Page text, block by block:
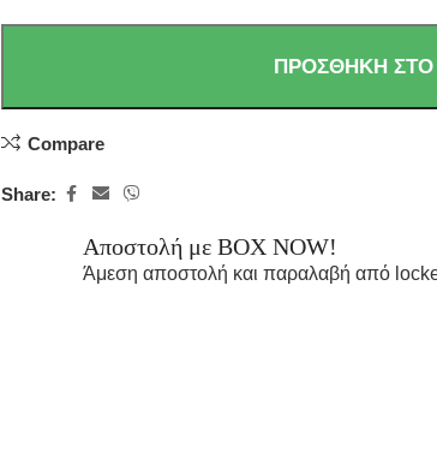
ΠΡΟΣΘΉΚΗ ΣΤΟ
Compare
Share:
Αποστολή με BOX NOW!
Άμεση αποστολή και παραλαβή από